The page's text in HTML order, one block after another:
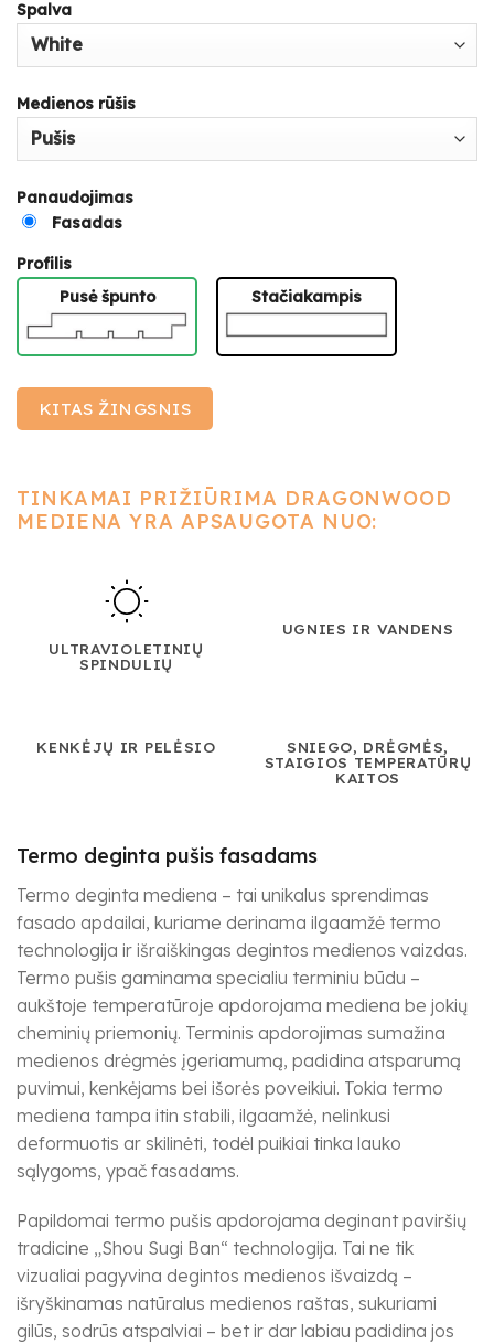
Spalva
Medienos rūšis
Panaudojimas
Fasadas
Profilis
Pusė špunto
Stačiakampis
KITAS ŽINGSNIS
TINKAMAI PRIŽIŪRIMA DRAGONWOOD
MEDIENA YRA APSAUGOTA NUO:
ULTRAVIOLETINIŲ
SPINDULIŲ
UGNIES IR VANDENS
KENKĖJŲ IR PELĖSIO
SNIEGO, DRĖGMĖS,
STAIGIOS TEMPERATŪRŲ
KAITOS
Termo deginta pušis fasadams
Termo deginta mediena – tai unikalus sprendimas
fasado apdailai, kuriame derinama ilgaamžė termo
technologija ir išraiškingas degintos medienos vaizdas.
Termo pušis gaminama specialiu terminiu būdu –
aukštoje temperatūroje apdorojama mediena be jokių
cheminių priemonių. Terminis apdorojimas sumažina
medienos drėgmės įgeriamumą, padidina atsparumą
puvimui, kenkėjams bei išorės poveikiui. Tokia termo
mediena tampa itin stabili, ilgaamžė, nelinkusi
deformuotis ar skilinėti, todėl puikiai tinka lauko
sąlygoms, ypač fasadams.
Papildomai termo pušis apdorojama deginant paviršių
tradicine „Shou Sugi Ban“ technologija. Tai ne tik
vizualiai pagyvina degintos medienos išvaizdą –
išryškinamas natūralus medienos raštas, sukuriami
gilūs, sodrūs atspalviai – bet ir dar labiau padidina jos